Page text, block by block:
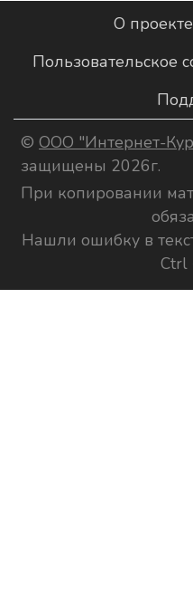
О проекте
Пользовательское
© ООО "Интернет-
защищены 2026г.
При копировании
Нашли ошибку в
Ctrl